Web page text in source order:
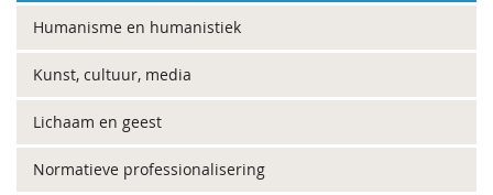
Humanisme en humanistiek
Kunst, cultuur, media
Lichaam en geest
Normatieve professionalisering